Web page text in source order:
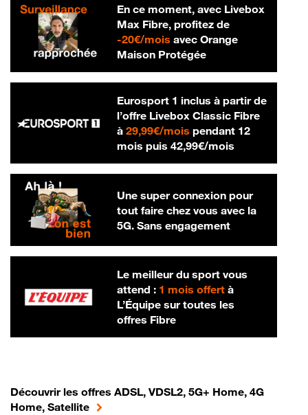
En ce moment, avec Livebox
Max Fibre, profitez de
-20€/mois20 € par mois
avec Orange
Maison Protégée
Eurosport 1 inclus à partir de
l’offre Livebox Classic Fibre
à 29,99€/mois29,99 € par mois
pendant 12
mois puis 42,99€/mois42,99 € par
Une super connexion pour
tout faire chez vous avec la
5G. Sans engagement
Le meilleur du sport vous
attend : 1 mois offertà
L’Équipe sur toutes les
offres Fibre
Découvrir les offres ADSL, VDSL2, 5G+ Home, 4G
Home, Satellite